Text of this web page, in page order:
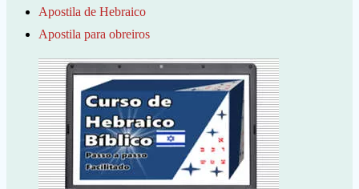
Apostila de Hebraico
Apostila para obreiros